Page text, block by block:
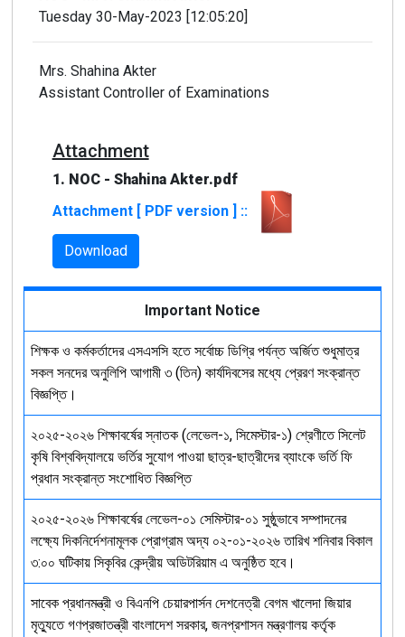
Tuesday 30-May-2023 [12:05:20]
Mrs. Shahina Akter
Assistant Controller of Examinations
Attachment
1. NOC - Shahina Akter.pdf
Attachment [ PDF version ] ::
Download
Important Notice
শিক্ষক ও কর্মকর্তাদের এসএসসি হতে সর্বোচ্চ ডিগ্রি পর্যন্ত অর্জিত শুধুমাত্র
সকল সনদের অনুলিপি আগামী ৩ (তিন) কার্যদিবসের মধ্যে প্রেরণ সংক্রান্ত
বিজ্ঞপ্তি।
২০২৫-২০২৬ শিক্ষাবর্ষের স্নাতক (লেভেল-১, সিমেস্টার-১) শ্রেণীতে সিলেট
কৃষি বিশ্ববিদ্যালয়ে ভর্তির সুযোগ পাওয়া ছাত্র-ছাত্রীদের ব্যাংকে ভর্তি ফি
প্রধান সংক্রান্ত সংশোধিত বিজ্ঞপ্তি
২০২৫-২০২৬ শিক্ষাবর্ষের লেভেল-০১ সেমিস্টার-০১ সুষ্ঠুভাবে সম্পাদনের
লক্ষ্যে দিকনির্দেশনামূলক প্রোগ্রাম অদ্য ০২-০১-২০২৬ তারিখ শনিবার বিকাল
৩:০০ ঘটিকায় সিকৃবির কেন্দ্রীয় অডিটরিয়াম এ অনুষ্ঠিত হবে।
সাবেক প্রধানমন্ত্রী ও বিএনপি চেয়ারপার্সন দেশনেত্রী বেগম খালেদা জিয়ার
মৃত্যুতে গণপ্রজাতন্ত্রী বাংলাদেশ সরকার, জনপ্রশাসন মন্ত্রণালয় কর্তৃক